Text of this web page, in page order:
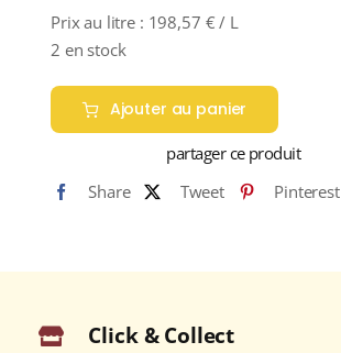
Prix au litre : 198,57 € / L
2 en stock
Ajouter au panier
partager ce produit
Share
Tweet Pinterest
Click & Collect